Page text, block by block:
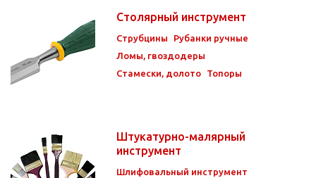
Столярный инструмент
Струбцины
Рубанки ручные
Ломы, гвоздодеры
Cтамески, долото
Топоры
Штукатурно-малярный
инструмент
Шлифовальный инструмент